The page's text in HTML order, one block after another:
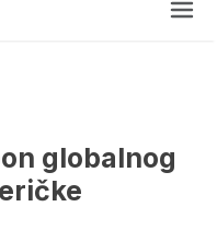
globalnog